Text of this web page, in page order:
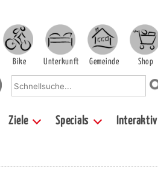
Bike Unterkunft Gemeinde Shop
Ziele Specials Interaktiv